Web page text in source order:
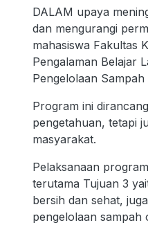
DALAM upaya
dan mengurangi
mahasiswa Fakultas
Pengalaman Belajar
Pengelolaan
Program ini
pengetahuan, tetapi
masyarakat.
Pelaksanaan
terutama Tujuan 3
bersih dan sehat,
pengelolaan sampah